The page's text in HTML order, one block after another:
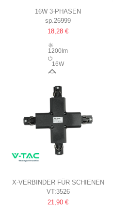
16W 3-PHASEN
SCHIENENSTRAHLER 3-IN-1
25°, CCT, WEISS
sp.26999
18,28 €
1200lm
16W
X-VERBINDER FÜR SCHIENEN
SCHWARZ
VT:3526
21,90 €